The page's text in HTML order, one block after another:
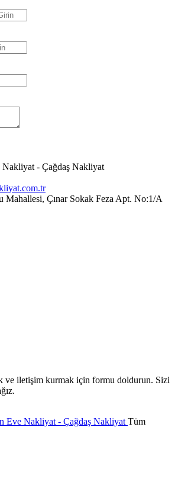
Mahallesi, Çınar Sokak Feza Apt. No:1/A
ve iletişim kurmak için formu doldurun. Sizi
Eve Nakliyat - Çağdaş Nakliyat Tüm